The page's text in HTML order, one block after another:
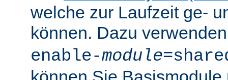
welche zur Laufzeit ge-
können. Dazu
enable-module